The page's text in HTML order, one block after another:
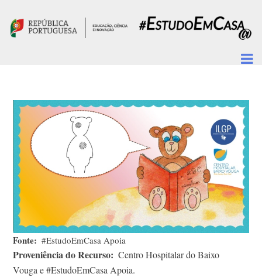
Fonte #EstudoEmCasa Apoia
Proveniência do Recurso
Centro Hospitalar do Baixo
Vouga e #EstudoEmCasa Apoia.